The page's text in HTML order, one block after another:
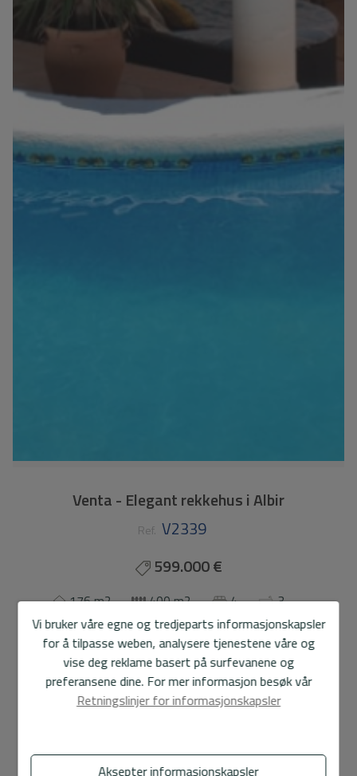
Venta - Elegant rekkehus i Albir
Ref. V2339
599.000 €
176 m2 400 m2 4 3
TomannsboligAlbir
I et av de mest eksklusive og ettertraktede områdene i
L’Albir, fremhever denne elegante rekkehus med privat
basseng sin romslighet, lyshet og utmerkede
innflytting, med renoverte rom og muligheten til enkelt å
tilpasse det til den nye eierens stil. Med omtrent 158 m²
Vi bruker våre egne og tredjeparts informasjonskapsler
for å tilpasse weben, analysere tjenestene våre og
vise deg reklame basert på surfevanene og
preferansene dine. For mer informasjon besøk vår
Retningslinjer for informasjonskapsler
Aksepter informasjonskapsler